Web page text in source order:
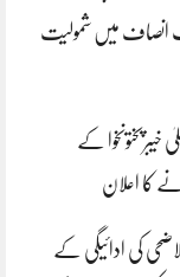
انصاف میں شمولیت
خیبرپختونخوا کے
کا اعلان
کی ادائیگی کے